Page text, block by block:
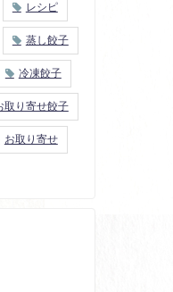
レシピ
蒸し餃子
冷凍餃子
取り寄せ餃子
お取り寄せ